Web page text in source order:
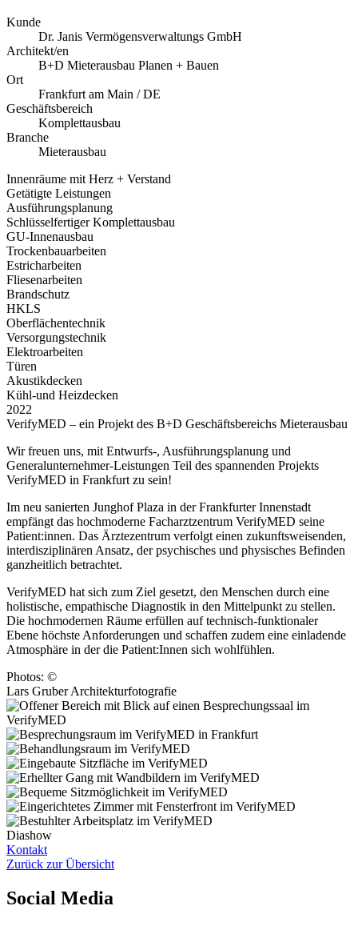
Kunde
Dr. Janis Vermögensverwaltungs GmbH
Architekt/en
B+D Mieterausbau Planen + Bauen
Ort
Frankfurt am Main / DE
Geschäftsbereich
Komplettausbau
Branche
Mieterausbau
Innenräume mit Herz + Verstand
Getätigte Leistungen
Ausführungsplanung
Schlüsselfertiger Komplettausbau
GU-Innenausbau
Trockenbauarbeiten
Estricharbeiten
Fliesenarbeiten
Brandschutz
HKLS
Oberflächentechnik
Versorgungstechnik
Elektroarbeiten
Türen
Akustikdecken
Kühl-und Heizdecken
2022
VerifyMED – ein Projekt des B+D Geschäftsbereichs Mieterausbau
Wir freuen uns, mit Entwurfs-, Ausführungsplanung und
Generalunternehmer-Leistungen Teil des spannenden Projekts
VerifyMED in Frankfurt zu sein!
Im neu sanierten Junghof Plaza in der Frankfurter Innenstadt
empfängt das hochmoderne Facharztzentrum VerifyMED seine
Patient:innen. Das Ärztezentrum verfolgt einen zukunftsweisenden,
interdisziplinären Ansatz, der psychisches und physisches Befinden
ganzheitlich betrachtet.
VerifyMED hat sich zum Ziel gesetzt, den Menschen durch eine
holistische, empathische Diagnostik in den Mittelpunkt zu stellen.
Die hochmodernen Räume erfüllen auf technisch-funktionaler
Ebene höchste Anforderungen und schaffen zudem eine einladende
Atmosphäre in der die Patient:Innen sich wohlfühlen.
Photos: ©
Lars Gruber Architekturfotografie
Diashow
Kontakt
Zurück zur Übersicht
Social Media